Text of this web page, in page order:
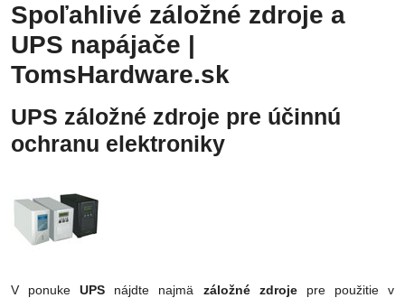
Spoľahlivé záložné zdroje a
UPS napájače |
TomsHardware.sk
UPS záložné zdroje pre účinnú
ochranu elektroniky
V ponuke UPS nájdte najmä záložné zdrojepre použitie v